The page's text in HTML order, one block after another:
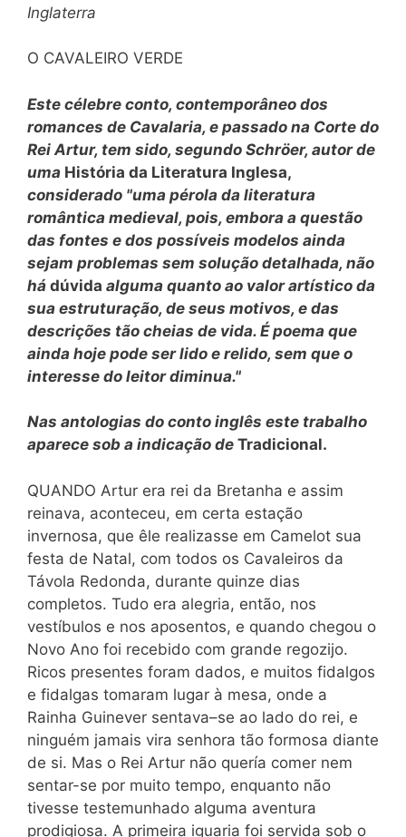
Inglaterra
O CAVALEIRO VERDE
Este célebre conto, contemporâneo dos
romances de Cavalaria, e passado na Corte do
Rei Artur, tem sido, segundo Schröer, autor de
uma História da Literatura Inglesa,
considerado "uma pérola da literatura
romântica medieval, pois, embora a questão
das fontes e dos possíveis modelos ainda
sejam problemas sem solução detalhada, não
há dúvida alguma quanto ao valor artístico da
sua estruturação, de seus motivos, e das
descrições tão cheias de vida. É poema que
ainda hoje pode ser lido e relido, sem que o
interesse do leitor diminua."
Nas antologias do conto inglês este trabalho
aparece sob a indicação de Tradicional.
QUANDO Artur era rei da Bretanha e assim
reinava, aconteceu, em certa estação
invernosa, que êle realizasse em Camelot sua
festa de Natal, com todos os Cavaleiros da
Távola Redonda, durante quinze dias
completos. Tudo era alegria, então, nos
vestíbulos e nos aposentos, e quando chegou o
Novo Ano foi recebido com grande regozijo.
Ricos presentes foram dados, e muitos fidalgos
e fidalgas tomaram lugar à mesa, onde a
Rainha Guinever sentava–se ao lado do rei, e
ninguém jamais vira senhora tão formosa diante
de si. Mas o Rei Artur não quería comer nem
sentar-se por muito tempo, enquanto não
tivesse testemunhado alguma aventura
prodigiosa. A primeira iguaria foi servida sob o